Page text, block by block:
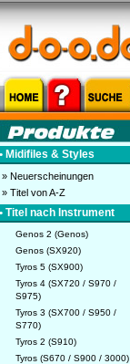
• Midifiles & Styles
» Neuerscheinungen
» Titel von A-Z
• Titel nach Instrument
Genos 2 (Genos)
Genos (SX920)
Tyros 5 (SX900)
Tyros 4 (SX720 / S970 /
S975)
Tyros 3 (SX700 / S950 /
S770)
Tyros 2 (S910)
Tyros (S670 / S900 / 3000)